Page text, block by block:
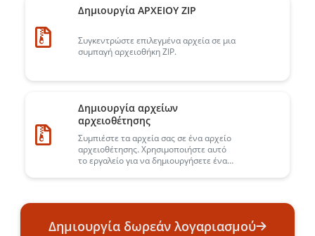
Δημιουργία ΑΡΧΕΙΟΥ ZIP
Συγκεντρώστε επιλεγμένα αρχεία σε μια
συμπαγή αρχειοθήκη ZIP.
Δημιουργία αρχείων
αρχειοθέτησης
Συμπιέστε τα αρχεία σας σε ένα αρχείο
αρχειοθέτησης. Χρησιμοποιήστε αυτό
το εργαλείο για να δημιουργήσετε ένα
Δημιουργία δωρεάν λογαριασμού